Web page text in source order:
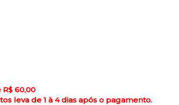
60,00
leva de 1 à 4 dias após o pagamento.